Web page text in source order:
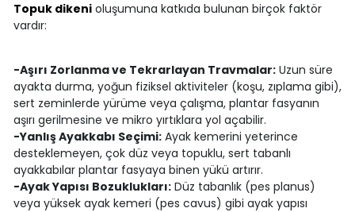
Topuk dikenioluşumuna katkıda bulunan birçok faktör
vardır:
-Aşırı Zorlanma ve Tekrarlayan Travmalar:Uzun süre
ayakta durma, yoğun fiziksel aktiviteler (koşu, zıplama gibi),
sert zeminlerde yürüme veya çalışma, plantar fasyanın
aşırı gerilmesine ve mikro yırtıklara yol açabilir.
-Yanlış Ayakkabı Seçimi:Ayak kemerini yeterince
desteklemeyen, çok düz veya topuklu, sert tabanlı
ayakkabılar plantar fasyaya binen yükü artırır.
-Ayak Yapısı Bozuklukları:Düz tabanlık (pes planus)
veya yüksek ayak kemeri (pes cavus) gibi ayak yapısı